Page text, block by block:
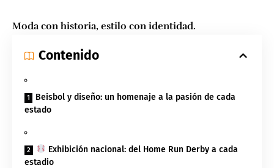
Moda con historia, estilo con identidad.
Contenido
Beisbol y diseño: un homenaje a la pasión de cada
estado
Exhibición nacional: del Home Run Derby a cada
estadio